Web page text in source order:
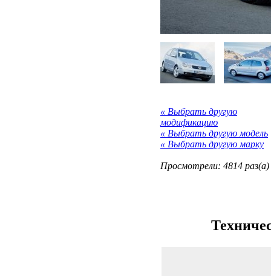
« Выбрать другую
модификацию
« Выбрать другую модель
« Выбрать другую марку
Просмотрели: 4814 раз(а)